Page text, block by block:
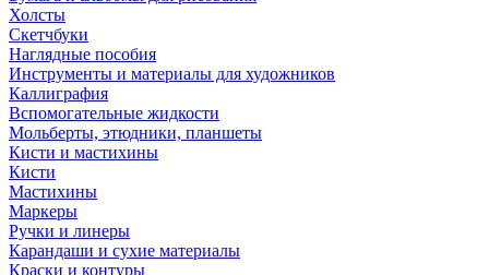
Холсты
Скетчбуки
Наглядные пособия
Инструменты и материалы для художников
Каллиграфия
Вспомогательные жидкости
Мольберты, этюдники, планшеты
Кисти и мастихины
Кисти
Мастихины
Маркеры
Ручки и линеры
Карандаши и сухие материалы
Краски и контуры